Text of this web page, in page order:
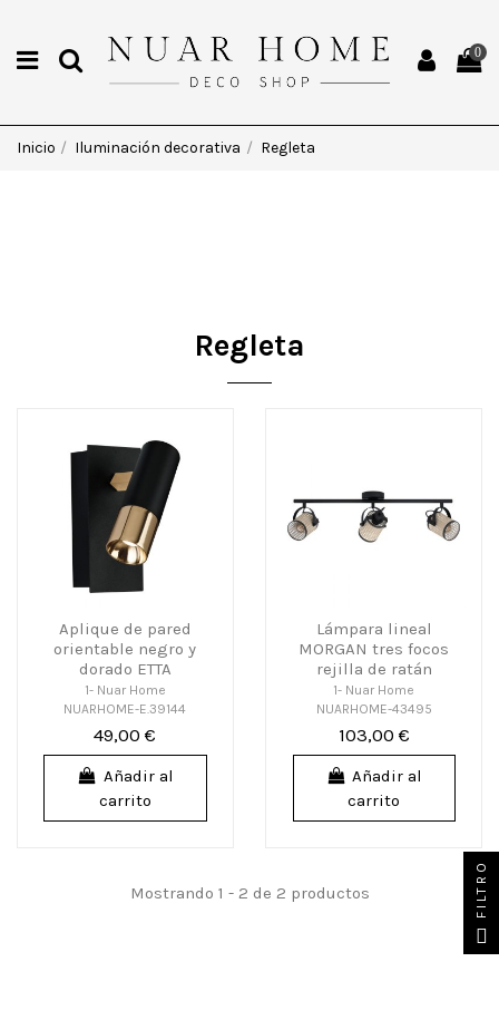
0
Inicio Iluminación decorativa Regleta
Regleta
Aplique de pared
orientable negro y
dorado ETTA
1- Nuar Home
NUARHOME-E.39144
49,00 €
Añadir al
carrito
Lámpara lineal
MORGAN tres focos
rejilla de ratán
1- Nuar Home
NUARHOME-43495
103,00 €
Añadir al
carrito
Mostrando 1 - 2 de 2 productos FILTRO